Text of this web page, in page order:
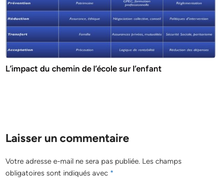
L’impact du chemin de l’école sur l’enfant
Laisser un commentaire
Votre adresse e-mail ne sera pas publiée. Les champs
obligatoires sont indiqués avec *